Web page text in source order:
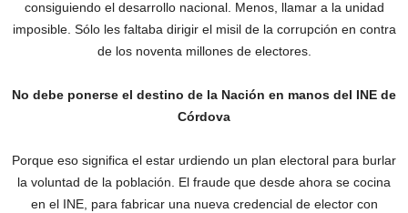
consiguiendo el desarrollo nacional. Menos, llamar a la unidad
imposible. Sólo les faltaba dirigir el misil de la corrupción en contra
de los noventa millones de electores.
No debe ponerse el destino de la Nación en manos del INE de
Córdova
Porque eso significa el estar urdiendo un plan electoral para burlar
la voluntad de la población. El fraude que desde ahora se cocina
en el INE, para fabricar una nueva credencial de elector con